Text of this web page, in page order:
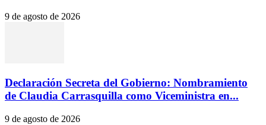
9 de agosto de 2026
Declaración Secreta del Gobierno: Nombramiento
de Claudia Carrasquilla como Viceministra en...
9 de agosto de 2026